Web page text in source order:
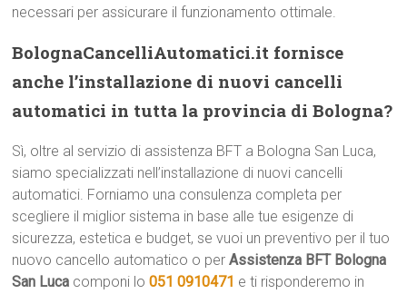
necessari per assicurare il funzionamento ottimale.
BolognaCancelliAutomatici.it fornisce
anche l’installazione di nuovi cancelli
automatici in tutta la provincia di Bologna?
Sì, oltre al servizio di assistenza BFT a Bologna San Luca,
siamo specializzati nell’installazione di nuovi cancelli
automatici. Forniamo una consulenza completa per
scegliere il miglior sistema in base alle tue esigenze di
sicurezza, estetica e budget, se vuoi un preventivo per il tuo
nuovo cancello automatico o perAssistenza BFT Bologna
San Luca componi lo051 0910471 e ti risponderemo in